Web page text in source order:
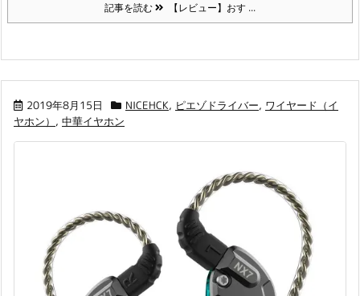
記事を読む 【レビュー】おす ...
2019年8月15日 NICEHCK, ピエゾドライバー, ワイヤード（イ
ヤホン） , 中華イヤホン